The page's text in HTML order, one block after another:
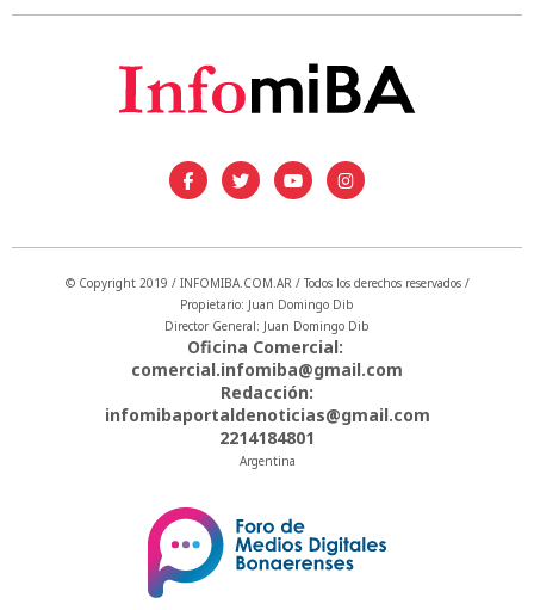
© Copyright 2019 / INFOMIBA.COM.AR / Todos los derechos reservados /
Propietario: Juan Domingo Dib
Director General: Juan Domingo Dib
Oficina Comercial:
comercial.infomiba@gmail.com
Redacción:
infomibaportaldenoticias@gmail.com
2214184801
Argentina